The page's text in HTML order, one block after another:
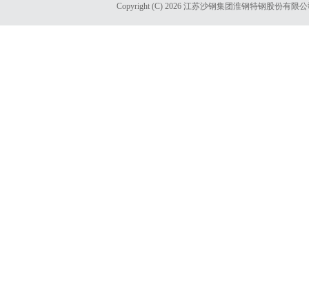
Copyright (C) 2026 江苏沙钢集团淮钢特钢股份有限